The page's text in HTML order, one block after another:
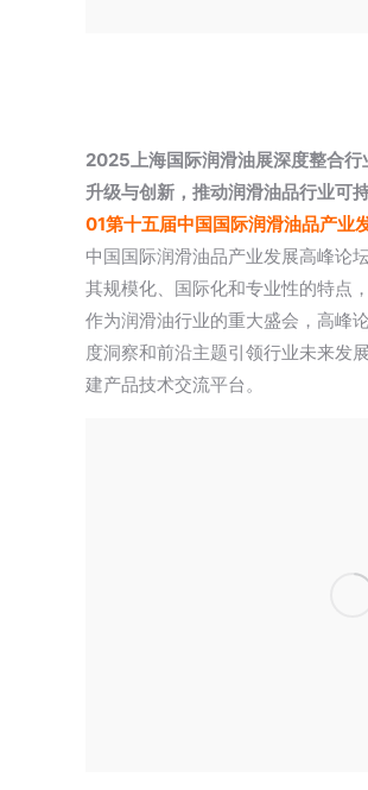
2025上海国际润滑油展深度整合行
升级与创新，推动润滑油品行业可持
01第十五届中国国际润滑油品产业
中国国际润滑油品产业发展高峰论
其规模化、国际化和专业性的特点
作为润滑油行业的重大盛会，高峰
度洞察和前沿主题引领行业未来发
建产品技术交流平台。